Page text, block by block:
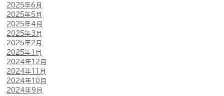
2025年6月
2025年5月
2025年4月
2025年3月
2025年2月
2025年1月
2024年12月
2024年11月
2024年10月
2024年9月